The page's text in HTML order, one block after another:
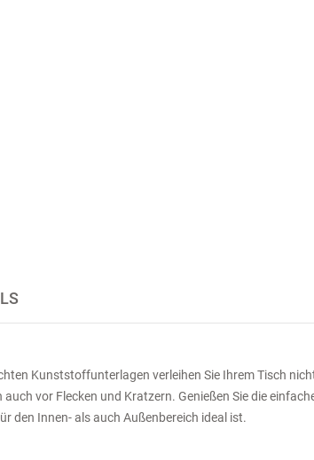
Kunststoffunterlagen verleihen Sie Ihrem Tisch
vor Flecken und Kratzern. Genießen Sie die
den Innen- als auch Außenbereich ideal ist.